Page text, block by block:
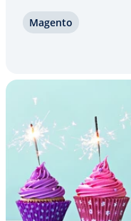
decisión de
Magento